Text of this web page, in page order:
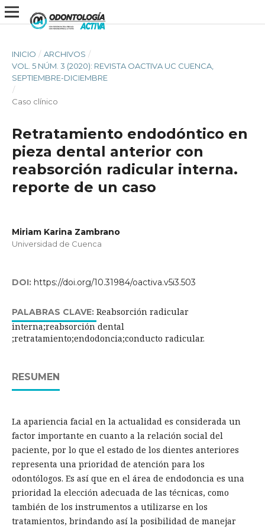
INICIO / ARCHIVOS /
VOL. 5 NÚM. 3 (2020): REVISTA OACTIVA UC CUENCA,
SEPTIEMBRE-DICIEMBRE
/
Caso clínico
Retratamiento endodóntico en
pieza dental anterior con
reabsorción radicular interna.
reporte de un caso
Miriam Karina Zambrano
Universidad de Cuenca
DOI: https://doi.org/10.31984/oactiva.v5i3.503
PALABRAS CLAVE: Reabsorción radicular
interna;reabsorción dental
;retratamiento;endodoncia;conducto radicular.
RESUMEN
La apariencia facial en la actualidad es considerada un
factor importante en cuanto a la relación social del
paciente, por lo que el estado de los dientes anteriores
representa una prioridad de atención para los
odontólogos. Es así que en el área de endodoncia es una
prioridad la elección adecuada de las técnicas, como
también de los instrumentos a utilizarse en los
tratamientos, brindando así la posibilidad de manejar